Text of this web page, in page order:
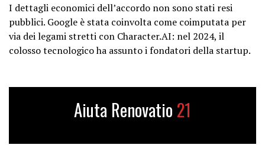
I dettagli economici dell’accordo non sono stati resi
pubblici. Google è stata coinvolta come coimputata per
via dei legami stretti con Character.AI: nel 2024, il
colosso tecnologico ha assunto i fondatori della startup.
Aiuta Renovatio 21